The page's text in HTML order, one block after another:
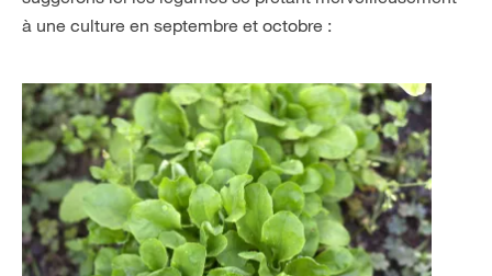
à une culture en septembre et octobre :